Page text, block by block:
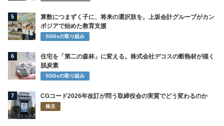
5
算数につまずく子に、将来の選択肢を。上坂会計グループがカン
ボジアで始めた教育支援
SDGsの取り組み
6
住宅を「第二の森林」に変える。株式会社デコスの断熱材が描く
脱炭素
SDGsの取り組み
7 CGコード2026年改訂が問う取締役会の実質でどう変わるのか
株主